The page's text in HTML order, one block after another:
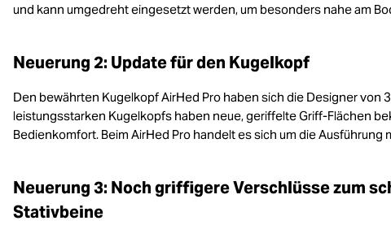
und kann umgedreht eingesetzt werden, um besonders nahe am
Neuerung 2: Update für den Kugelkopf
Den bewährten Kugelkopf AirHed Pro haben sich die Designer von
leistungsstarken Kugelkopfs haben neue, geriffelte Griff-Flächen
Bedienkomfort. Beim AirHed Pro handelt es sich um die
Neuerung 3: Noch griffigere Verschlüsse zum
Stativbeine